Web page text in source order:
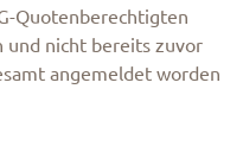
Quotenberechtigten
und nicht bereits zuvor
angemeldet worden